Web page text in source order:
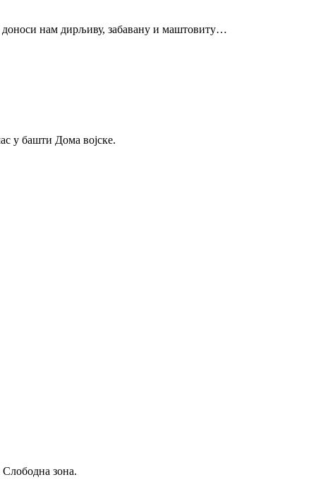
доноси нам дирљиву, забавану и маштовиту…
у башти Дома војске.
зона.